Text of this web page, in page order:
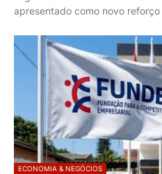
apresentado como novo
ECONOMIA & NEGÓCIOS